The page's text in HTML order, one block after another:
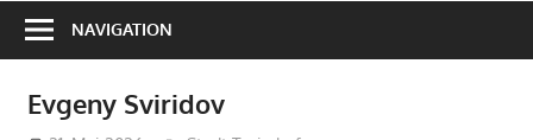
NAVIGATION
Evgeny Sviridov